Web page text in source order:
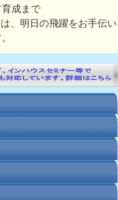
成まで
、明日の飛躍をお手伝い